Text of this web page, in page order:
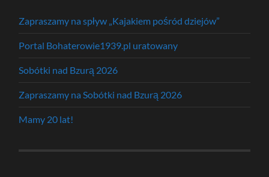
Zapraszamy na spływ „Kajakiem pośród dziejów”
Portal Bohaterowie1939.pl uratowany
Sobótki nad Bzurą 2026
Zapraszamy na Sobótki nad Bzurą 2026
Mamy 20 lat!